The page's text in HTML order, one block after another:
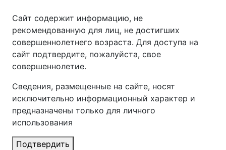
Сайт содержит информацию, не
рекомендованную для лиц, не достигших
совершеннолетнего возраста. Для доступа на
сайт подтвердите, пожалуйста, свое
совершеннолетие.
Сведения, размещенные на сайте, носят
исключительно информационный характер и
предназначены только для личного
использования
Подтвердить